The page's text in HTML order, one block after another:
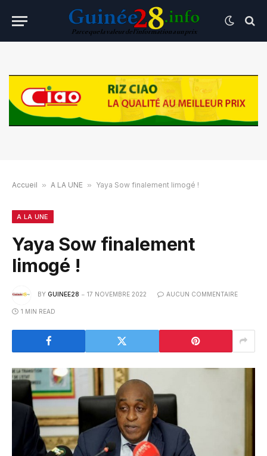
Accueil » A LA UNE » Yaya Sow finalement limogé !
A LA UNE
Yaya Sow finalement
limogé !
BY GUINEE28 17 NOVEMBRE 2022 AUCUN COMMENTAIRE
1 MIN READ